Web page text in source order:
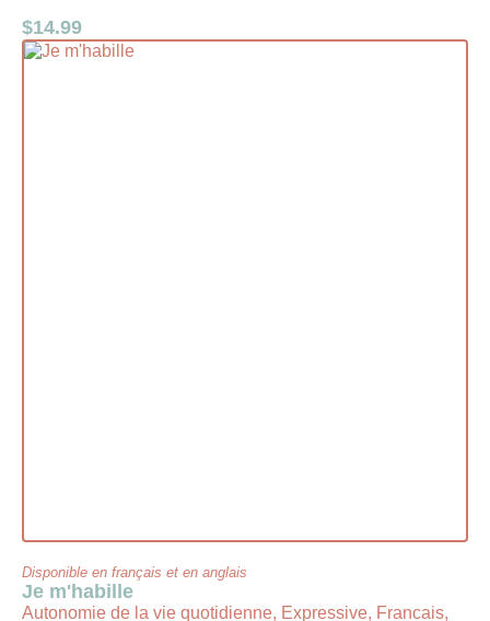
$14.99
Disponible en français et en anglais
Je m'habille
Autonomie de la vie quotidienne, Expressive, Francais,